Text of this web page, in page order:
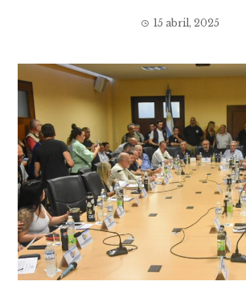
15 abril, 2025